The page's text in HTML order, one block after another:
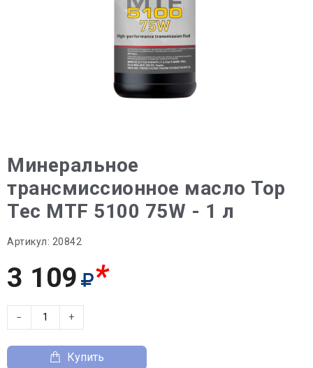
Минеральное
трансмиссионное масло Top
Tec MTF 5100 75W - 1 л
Артикул: 20842
3 109 *
− +
Купить